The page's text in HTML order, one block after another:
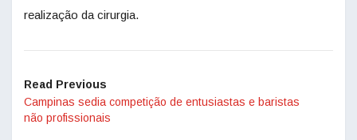
realização da cirurgia.
Read Previous
Campinas sedia competição de entusiastas e baristas
não profissionais